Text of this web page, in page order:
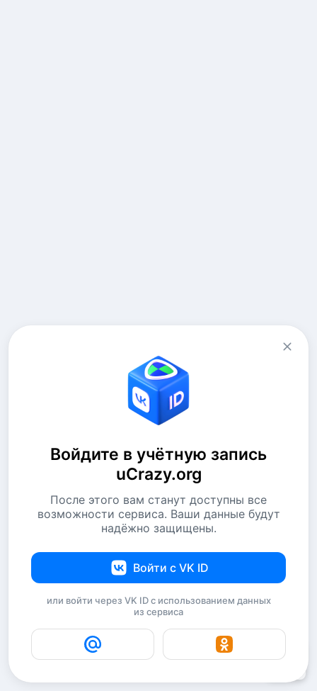
Войдите в учётную запись
uCrazy.org
После этого вам станут доступны все
возможности сервиса. Ваши данные будут
надёжно защищены.
Войти с VK ID
или войти через VK ID с использованием данных
из сервиса